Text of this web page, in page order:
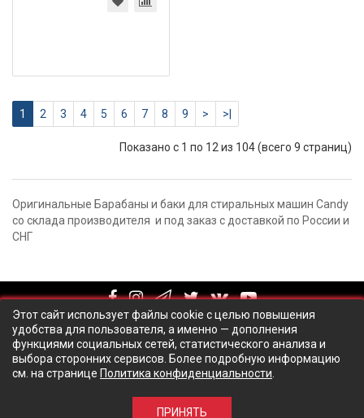
1 2 3 4 5 6 7 8 9 > >|
Показано с 1 по 12 из 104 (всего 9 страниц)
Оригинальные Барабаны и баки для стиральных машин Candy
со склада производителя и под заказ с доставкой по России и
СНГ
Этот сайт использует файлы cookie с целью повышения
удобства для пользователя, а именно — дополнения
функциями социальных сетей, статистического анализа и
выбора сторонних сервисов. Более подробную информацию
см. на странице Политика конфиденциальности
ПРИНЯТЬ